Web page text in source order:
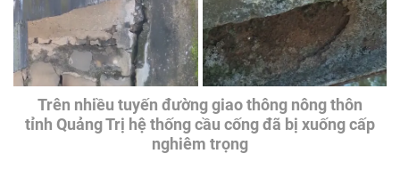
Trên nhiều tuyến đường giao thông nông thôn
tỉnh Quảng Trị hệ thống cầu cống đã bị xuống cấp
nghiêm trọng